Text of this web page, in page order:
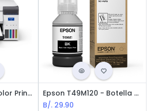
Epson F170 SureColor Printer - para Sublimación
Epson T49M120 - Botella de Tinta para Impresora de Sublimación / Negro
B/. 29.90